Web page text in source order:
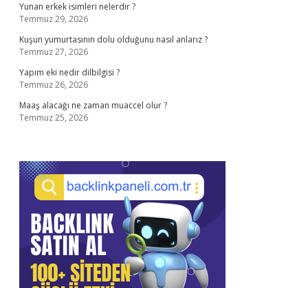
Yunan erkek isimleri nelerdir ?
Temmuz 29, 2026
Kuşun yumurtasının dolu olduğunu nasıl anlarız ?
Temmuz 27, 2026
Yapım eki nedir dilbilgisi ?
Temmuz 26, 2026
Maaş alacağı ne zaman muaccel olur ?
Temmuz 25, 2026